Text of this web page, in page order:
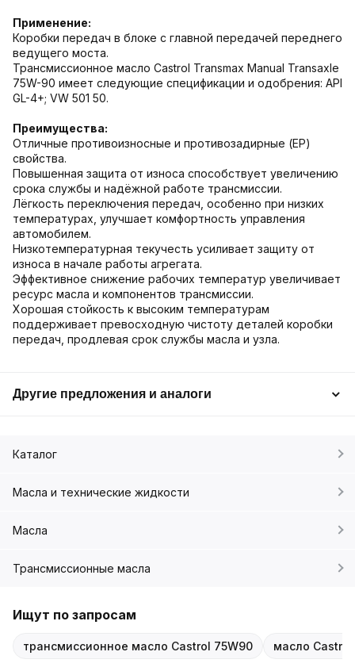
Применение:
Коробки передач в блоке с главной передачей переднего
ведущего моста.
Трансмиссионное масло Castrol Transmax Manual Transaxle
75W-90 имеет следующие спецификации и одобрения: API
GL-4+; VW 501 50.
Преимущества:
Отличные противоизносные и противозадирные (EP)
свойства.
Повышенная защита от износа способствует увеличению
срока службы и надёжной работе трансмиссии.
Лёгкость переключения передач, особенно при низких
температурах, улучшает комфортность управления
автомобилем.
Низкотемпературная текучесть усиливает защиту от
износа в начале работы агрегата.
Эффективное снижение рабочих температур увеличивает
ресурс масла и компонентов трансмиссии.
Хорошая стойкость к высоким температурам
поддерживает превосходную чистоту деталей коробки
передач, продлевая срок службы масла и узла.
Другие предложения и аналоги
Каталог
Масла и технические жидкости
Масла
Трансмиссионные масла
Ищут по запросам
трансмиссионное масло Castrol 75W90 масло Castrol